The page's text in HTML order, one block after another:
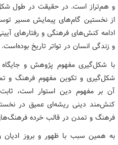
و هم‌تراز است. در حقیقت در طول
از نخستین گام‌های پیمایش مسیر
ادامه کنش‌های فرهنگی و رفتارهای
و زندگی انسان در تواتر تاریخ بوده‌است.
با شکل‌گیری مفهوم پژوهش و
شکل‌گیری و تکوین مفهوم فرهنگ و
آن بر مفهوم دین استوار است،
کنش‌مند دینی ریشه‌ای عمیق در
فرهنگ و تمدن در قالب خرده
به همین سبب با ظهور و بروز ادیان